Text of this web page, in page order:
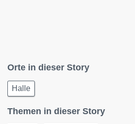
Orte in dieser Story
Halle
Themen in dieser Story